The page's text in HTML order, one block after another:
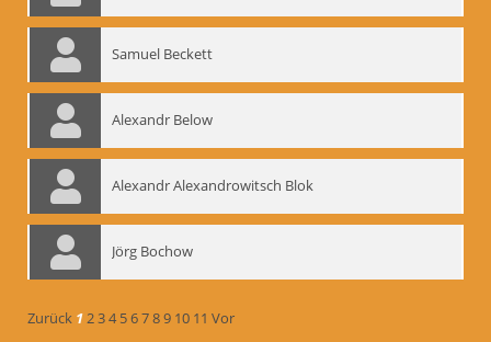
Samuel Beckett
Alexandr Below
Alexandr Alexandrowitsch Blok
Jörg Bochow
Zurück 1234 56789 10 11 Vor